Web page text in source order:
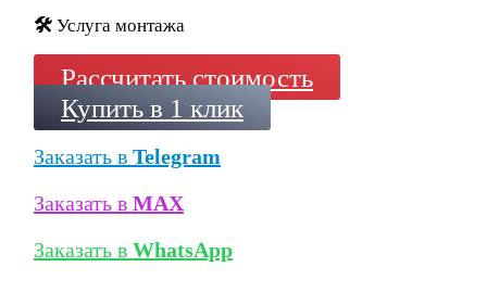
🛠️ Услуга монтажа
Рассчитать стоимость
Купить в 1 клик
Заказать в Telegram
Заказать в MAX
Заказать в WhatsApp